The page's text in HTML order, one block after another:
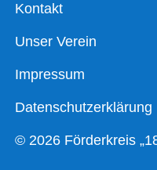
Kontakt
Unser Verein
Impressum
Datenschutzerklärung
© 2026 Förderkreis